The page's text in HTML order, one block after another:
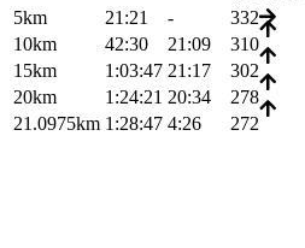
5km
21:21 -
332
10km
42:30 21:09
310
15km
1:03:47 21:17
302
20km
1:24:21 20:34
278
21.0975km 1:28:47 4:26 272